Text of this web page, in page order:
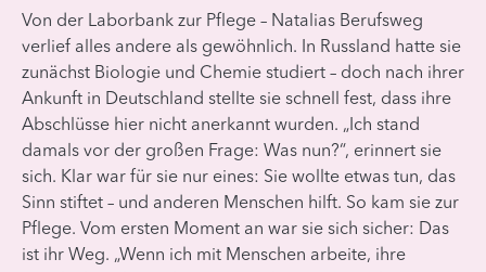
Von der Laborbank zur Pflege – Natalias Berufsweg
verlief alles andere als gewöhnlich. In Russland hatte sie
zunächst Biologie und Chemie studiert – doch nach ihrer
Ankunft in Deutschland stellte sie schnell fest, dass ihre
Abschlüsse hier nicht anerkannt wurden. „Ich stand
damals vor der großen Frage: Was nun?“, erinnert sie
sich. Klar war für sie nur eines: Sie wollte etwas tun, das
Sinn stiftet – und anderen Menschen hilft. So kam sie zur
Pflege. Vom ersten Moment an war sie sich sicher: Das
ist ihr Weg. „Wenn ich mit Menschen arbeite, ihre